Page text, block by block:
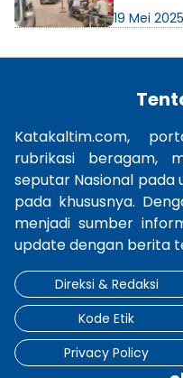
19 Mei 2025
Katakaltim.com,
rubrikasi beragam,
seputar Nasional pada
pada khususnya.
menjadi sumber
update dengan berita
Direksi & Redaksi
Kode Etik
Privacy Policy